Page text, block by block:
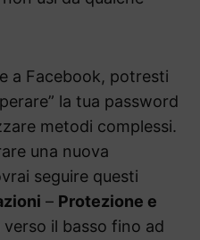
a Facebook, potresti
la tua password
metodi complessi.
una nuova
seguire questi
– Protezione e
il basso fino ad